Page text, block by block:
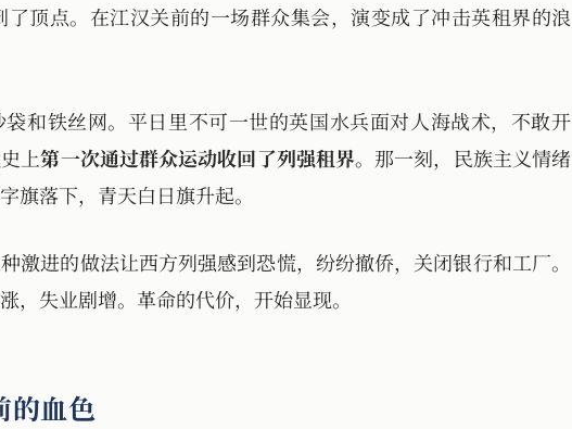
了顶点。在江汉关前的一场群众集会，演变成了冲击英租界的浪
和铁丝网。平日里不可一世的英国水兵面对人海战术，不敢开
上第一次通过群众运动收回了列强租界。那一刻，民族主义情绪
旗落下，青天白日旗升起。
激进的做法让西方列强感到恐慌，纷纷撤侨，关闭银行和工厂。
，失业剧增。革命的代价，开始显现。
的血色